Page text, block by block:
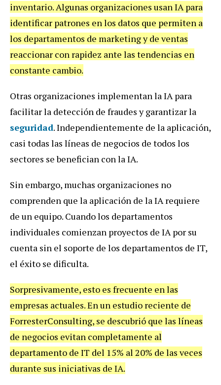
inventario. Algunas organizaciones usan IA para
identificar patrones en los datos que permiten a
los departamentos de marketing y de ventas
reaccionar con rapidez ante las tendencias en
constante cambio.
Otras organizaciones implementan la IA para
facilitar la detección de fraudes y garantizar la
seguridad. Independientemente de la aplicación,
casi todas las líneas de negocios de todos los
sectores se benefician con la IA.
Sin embargo, muchas organizaciones no
comprenden que la aplicación de la IA requiere
de un equipo. Cuando los departamentos
individuales comienzan proyectos de IA por su
cuenta sin el soporte de los departamentos de IT,
el éxito se dificulta.
Sorpresivamente, esto es frecuente en las
empresas actuales. En un estudio reciente de
ForresterConsulting, se descubrió que las líneas
de negocios evitan completamente al
departamento de IT del 15% al 20% de las veces
durante sus iniciativas de IA.